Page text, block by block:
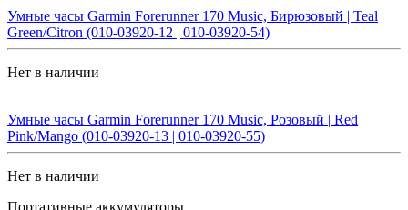
Умные часы Garmin Forerunner 170 Music, Бирюзовый | Teal
Green/Citron (010-03920-12 | 010-03920-54)
Нет в наличии
Умные часы Garmin Forerunner 170 Music, Розовый | Red
Pink/Mango (010-03920-13 | 010-03920-55)
Нет в наличии